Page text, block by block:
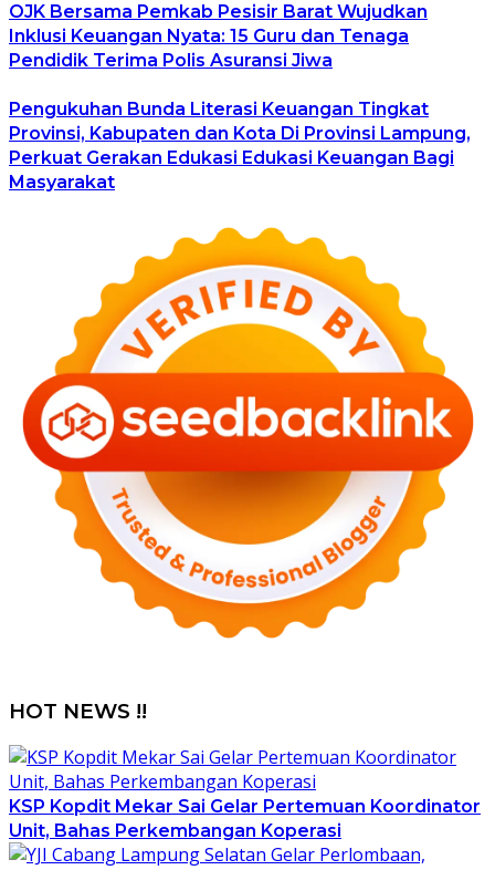
OJK Bersama Pemkab Pesisir Barat Wujudkan
Inklusi Keuangan Nyata: 15 Guru dan Tenaga
Pendidik Terima Polis Asuransi Jiwa
Pengukuhan Bunda Literasi Keuangan Tingkat
Provinsi, Kabupaten dan Kota Di Provinsi Lampung,
Perkuat Gerakan Edukasi Edukasi Keuangan Bagi
Masyarakat
HOT NEWS !!
KSP Kopdit Mekar Sai Gelar Pertemuan Koordinator
Unit, Bahas Perkembangan Koperasi